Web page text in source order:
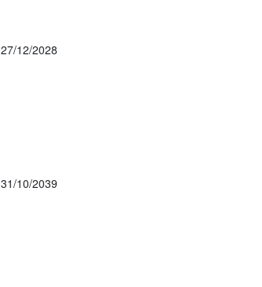
27/12/2028
31/10/2039